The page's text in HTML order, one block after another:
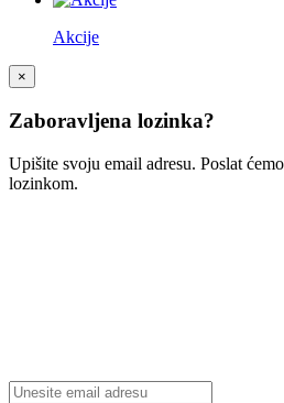
Akcije
×
Zaboravljena lozinka?
Upišite svoju email adresu. Poslat
lozinkom.